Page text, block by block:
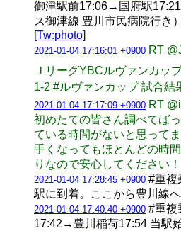
御津駅前17:06→国府駅
ス御津線 豊川市民病院行き
[Tw:photo]
2021-01-04 17:16:01 +0900 RT
ＪリーグYBCルヴァンカ
1-2 #ルヴァンカップ 試合結
2021-01-04 17:17:09 +0900 RT
初めたての皆さん調べてば
ている時間がないと思って
手くなってもほとんどの時
りなので安心してください！
2021-01-04 17:28:45 +0900 #重複
駅に到着。ここから豊川線へ
2021-01-04 17:40:40 +0900 #重複
17:42→豊川稲荷17:54 当駅